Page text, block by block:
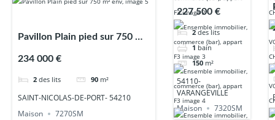
Pavillon Plain pied sur 750 m²
234 000 €
2 des lits 90 m²
SAINT-NICOLAS-DE-PORT- 54210
Maison
7270SM
immobilier,
commerce (bar),
appart F3
227 500 €
2 des lits
1 bain
150 m²
54110-
VARANGEVILLE
Maison
7320SM